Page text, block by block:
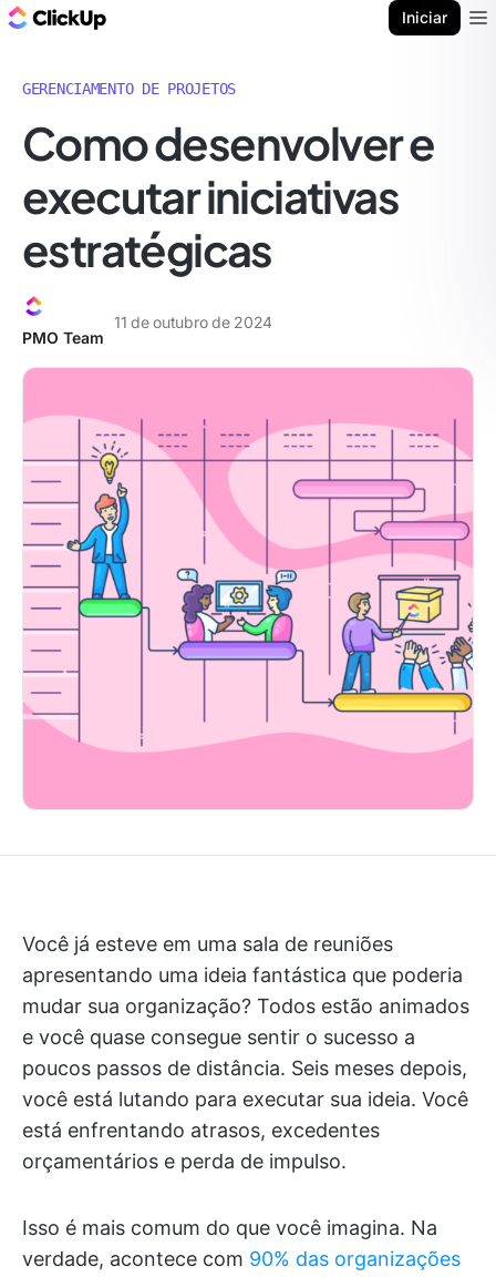
Iniciar
GERENCIAMENTO DE PROJETOS
Como desenvolver e
executar iniciativas
estratégicas
PMO Team
11 de outubro de 2024
Você já esteve em uma sala de reuniões
apresentando uma ideia fantástica que poderia
mudar sua organização? Todos estão animados
e você quase consegue sentir o sucesso a
poucos passos de distância. Seis meses depois,
você está lutando para executar sua ideia. Você
está enfrentando atrasos, excedentes
orçamentários e perda de impulso.
Isso é mais comum do que você imagina. Na
verdade, acontece com 90% das organizações